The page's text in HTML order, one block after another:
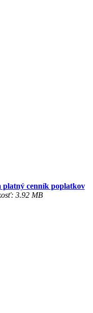
platný cenník poplatkov
3.92 MB